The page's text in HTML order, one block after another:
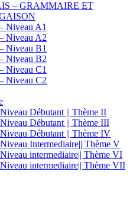
– GRAMMAIRE ET
Niveau A1
Niveau A2
Niveau B1
Niveau B2
Niveau C1
Niveau C2
Débutant || Thème II
Débutant || Thème III
Débutant || Thème IV
Intermediaire|| Thème V
intermediaire|| Thème VI
intermediaire|| Thème VII